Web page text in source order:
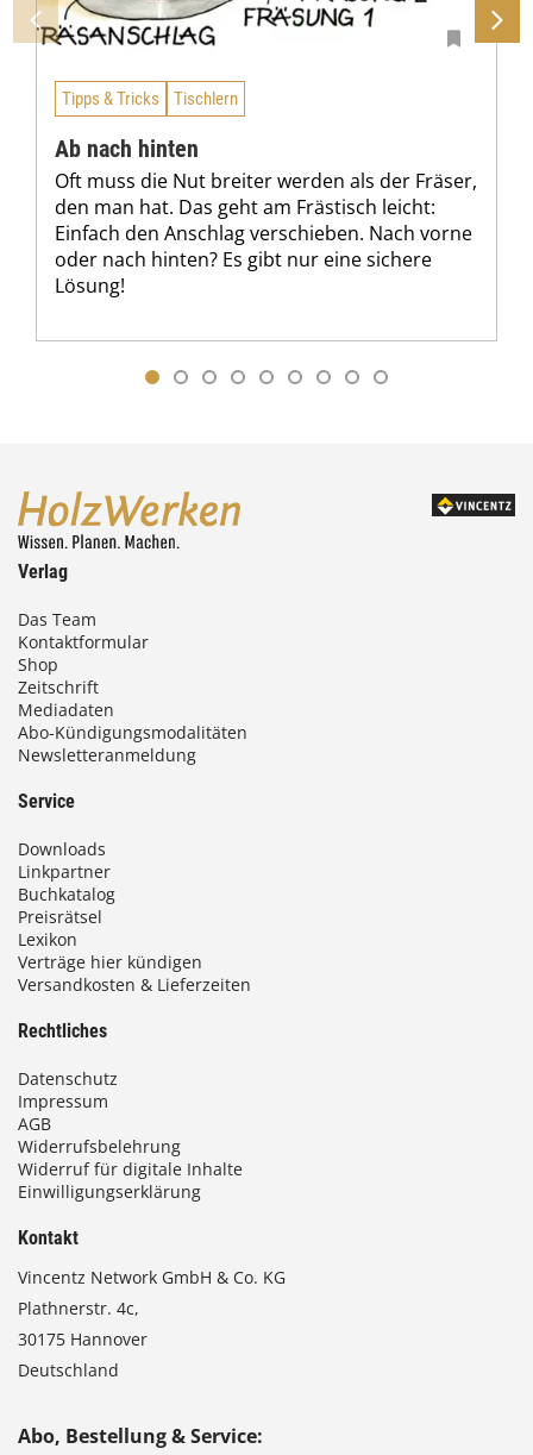
Tipps & Tricks Tischlern
Ab nach hinten
Oft muss die Nut breiter werden als der Fräser,
den man hat. Das geht am Frästisch leicht:
Einfach den Anschlag verschieben. Nach vorne
oder nach hinten? Es gibt nur eine sichere
Lösung!
Verlag
Das Team
Kontaktformular
Shop
Zeitschrift
Mediadaten
Abo-Kündigungsmodalitäten
Newsletteranmeldung
Service
Downloads
Linkpartner
Buchkatalog
Preisrätsel
Lexikon
Verträge hier kündigen
Versandkosten & Lieferzeiten
Rechtliches
Datenschutz
Impressum
AGB
Widerrufsbelehrung
Widerruf für digitale Inhalte
Einwilligungserklärung
Kontakt
Vincentz Network GmbH & Co. KG
Plathnerstr. 4c,
30175 Hannover
Deutschland
Abo, Bestellung & Service: